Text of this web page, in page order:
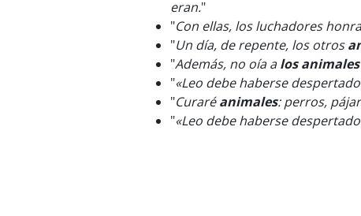
eran."
"Con ellas, los luchadores
"Un día, de repente, los otros
"Además, no oía alos animales
"«Leo debe haberse
"Curaréanimales: perros,
"«Leo debe haberse